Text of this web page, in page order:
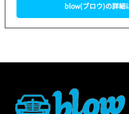
blow(ブロウ)の詳細